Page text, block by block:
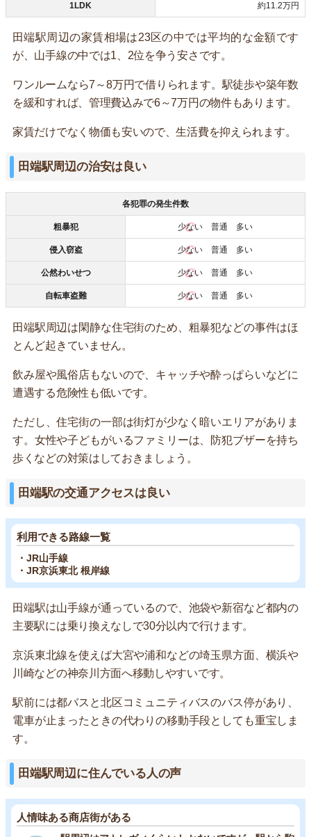
1LDK 約11.2万円
田端駅周辺の家賃相場は23区の中では平均的な金額です
が、山手線の中では1、2位を争う安さです。
ワンルームなら7～8万円で借りられます。駅徒歩や築年数
を緩和すれば、管理費込みで6～7万円の物件もあります。
家賃だけでなく物価も安いので、生活費を抑えられます。
田端駅周辺の治安は良い
各犯罪の発生件数
粗暴犯 少ない 普通 多い
侵入窃盗 少ない 普通 多い
公然わいせつ 少ない 普通 多い
自転車盗難 少ない 普通 多い
田端駅周辺は閑静な住宅街のため、粗暴犯などの事件はほ
とんど起きていません。
飲み屋や風俗店もないので、キャッチや酔っぱらいなどに
遭遇する危険性も低いです。
ただし、住宅街の一部は街灯が少なく暗いエリアがありま
す。女性や子どもがいるファミリーは、防犯ブザーを持ち
歩くなどの対策はしておきましょう。
田端駅の交通アクセスは良い
利用できる路線一覧
・JR山手線
・JR京浜東北 根岸線
田端駅は山手線が通っているので、池袋や新宿など都内の
主要駅には乗り換えなしで30分以内で行けます。
京浜東北線を使えば大宮や浦和などの埼玉県方面、横浜や
川崎などの神奈川方面へ移動しやすいです。
駅前には都バスと北区コミュニティバスのバス停があり、
電車が止まったときの代わりの移動手段としても重宝しま
す。
田端駅周辺に住んでいる人の声
人情味ある商店街がある